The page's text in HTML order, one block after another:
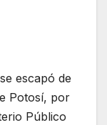
escapó de
Potosí, por
Público